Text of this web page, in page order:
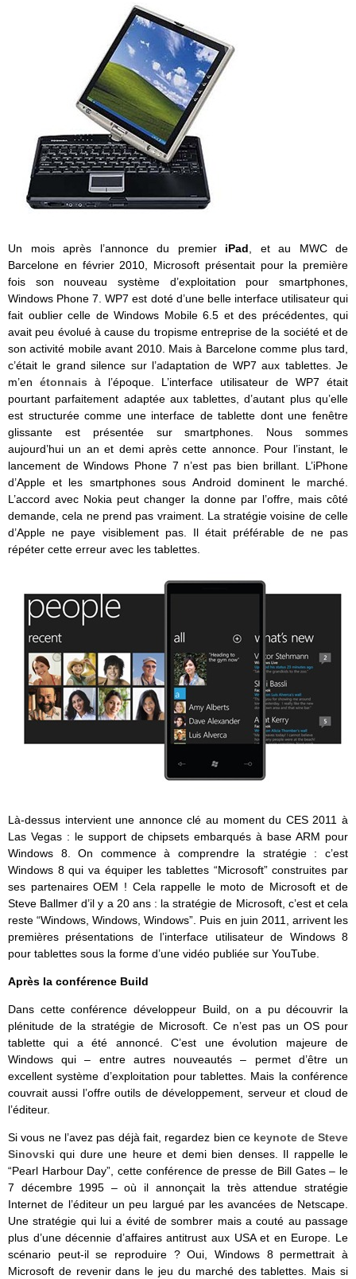
Un mois après l’annonce du premier iPad , et au MWC de
Barcelone en février 2010, Microsoft présentait pour la première
fois son nouveau système d’exploitation pour smartphones,
Windows Phone 7. WP7 est doté d’une belle interface utilisateur qui
fait oublier celle de Windows Mobile 6.5 et des précédentes, qui
avait peu évolué à cause du tropisme entreprise de la société et de
son activité mobile avant 2010. Mais à Barcelone comme plus tard,
c’était le grand silence sur l’adaptation de WP7 aux tablettes. Je
m’en étonnais à l’époque. L’interface utilisateur de WP7 était
pourtant parfaitement adaptée aux tablettes, d’autant plus qu’elle
est structurée comme une interface de tablette dont une fenêtre
glissante est présentée sur smartphones. Nous sommes
aujourd’hui un an et demi après cette annonce. Pour l’instant, le
lancement de Windows Phone 7 n’est pas bien brillant. L’iPhone
d’Apple et les smartphones sous Android dominent le marché.
L’accord avec Nokia peut changer la donne par l’offre, mais côté
demande, cela ne prend pas vraiment. La stratégie voisine de celle
d’Apple ne paye visiblement pas. Il était préférable de ne pas
répéter cette erreur avec les tablettes.
Là-dessus intervient une annonce clé au moment du CES 2011 à
Las Vegas : le support de chipsets embarqués à base ARM pour
Windows 8. On commence à comprendre la stratégie : c’est
Windows 8 qui va équiper les tablettes “Microsoft” construites par
ses partenaires OEM ! Cela rappelle le moto de Microsoft et de
Steve Ballmer d’il y a 20 ans : la stratégie de Microsoft, c’est et cela
reste “Windows, Windows, Windows”. Puis en juin 2011, arrivent les
premières présentations de l’interface utilisateur de Windows 8
pour tablettes sous la forme d’une vidéo publiée sur YouTube.
Après la conférence Build
Dans cette conférence développeur Build, on a pu découvrir la
plénitude de la stratégie de Microsoft. Ce n’est pas un OS pour
tablette qui a été annoncé. C’est une évolution majeure de
Windows qui – entre autres nouveautés – permet d’être un
excellent système d’exploitation pour tablettes. Mais la conférence
couvrait aussi l’offre outils de développement, serveur et cloud de
l’éditeur.
Si vous ne l’avez pas déjà fait, regardez bien ce keynote de Steve
Sinovski qui dure une heure et demi bien denses. Il rappelle le
“Pearl Harbour Day”, cette conférence de presse de Bill Gates – le
7 décembre 1995 – où il annonçait la très attendue stratégie
Internet de l’éditeur un peu largué par les avancées de Netscape.
Une stratégie qui lui a évité de sombrer mais a couté au passage
plus d’une décennie d’affaires antitrust aux USA et en Europe. Le
scénario peut-il se reproduire ? Oui, Windows 8 permettrait à
Microsoft de revenir dans le jeu du marché des tablettes. Mais si